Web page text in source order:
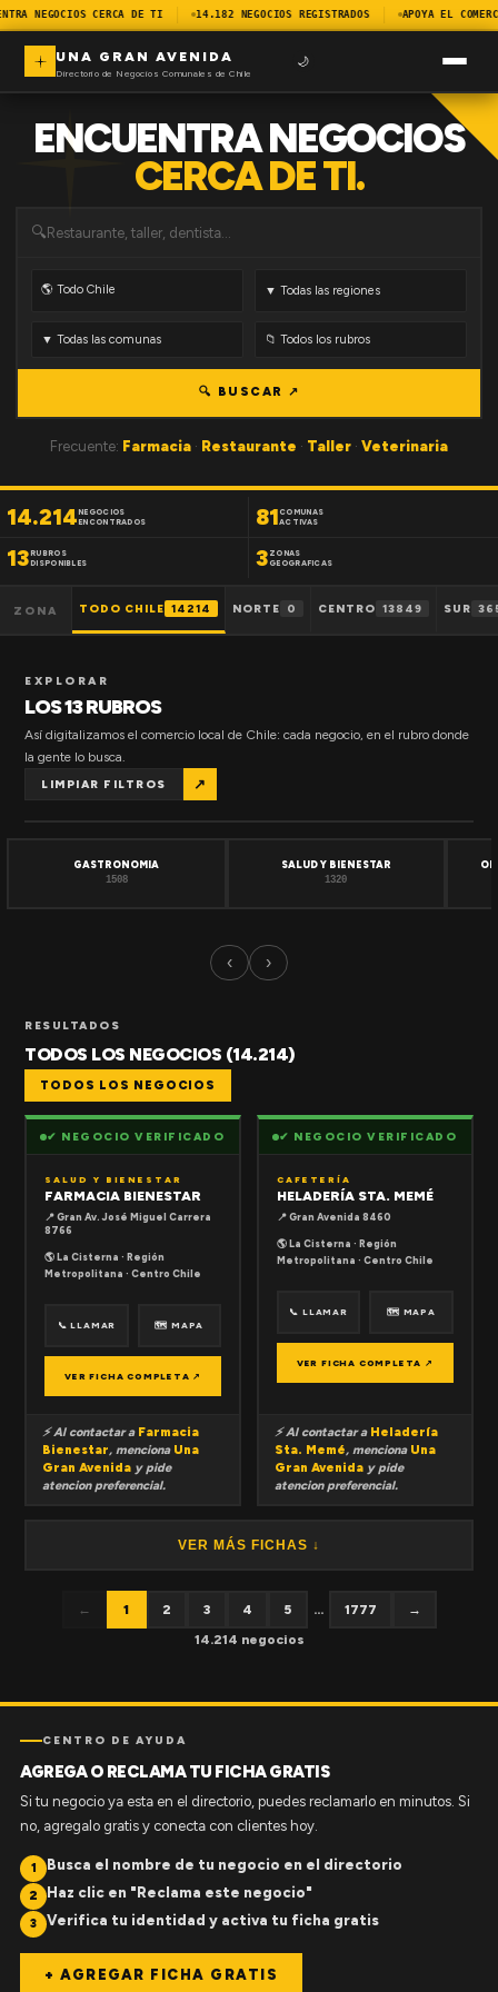
NEGOCIOS CERCA DE TI 14.182 NEGOCIOS REGISTRADOS APOYA EL
UNA GRAN AVENIDA
Directorio de Negocios Comunales de Chile
🌙
ENCUENTRA NEGOCIOS
CERCA DE TI.
🔍
🔍 BUSCAR ↗
Frecuente: Farmacia · Restaurante · Taller · Veterinaria
14.214NEGOCIOS
ENCONTRADOS
81 COMUNAS
ACTIVAS
13RUBROS
DISPONIBLES
3 ZONAS
GEOGRAFICAS
ZONA TODO CHILE 14214 NORTE 0 CENTRO 13849 SUR
EXPLORAR
LOS 13 RUBROS
Así digitalizamos el comercio local de Chile: cada negocio, en el rubro donde
la gente lo busca.
LIMPIAR FILTROS ↗
GASTRONOMIA
1508
SALUD Y BIENESTAR
1320
‹ ›
RESULTADOS
TODOS LOS NEGOCIOS (14.214)
TODOS LOS NEGOCIOS
✔ NEGOCIO VERIFICADO
SALUD Y BIENESTAR
FARMACIA BIENESTAR
📍 Gran Av. José Miguel Carrera
8766
🌎 La Cisterna · Región
Metropolitana · Centro Chile
📞 LLAMAR 🗺 MAPA
VER FICHA COMPLETA ↗
⚡ Al contactar a Farmacia
Bienestar, menciona Una
Gran Avenida y pide
atencion preferencial.
✔ NEGOCIO VERIFICADO
CAFETERÍA
HELADERÍA STA. MEMÉ
📍 Gran Avenida 8460
🌎 La Cisterna · Región
Metropolitana · Centro Chile
📞 LLAMAR 🗺 MAPA
VER FICHA COMPLETA ↗
⚡ Al contactar a Heladería
Sta. Memé, menciona Una
Gran Avenida y pide
atencion preferencial.
VER MÁS FICHAS ↓
← 1 2 3 4 5 ... 1777
→
14.214 negocios
CENTRO DE AYUDA
AGREGA O RECLAMA TU FICHA GRATIS
Si tu negocio ya esta en el directorio, puedes reclamarlo en minutos. Si
no, agregalo gratis y conecta con clientes hoy.
1 Busca el nombre de tu negocio en el directorio
2 Haz clic en "Reclama este negocio"
3 Verifica tu identidad y activa tu ficha gratis
+ AGREGAR FICHA GRATIS